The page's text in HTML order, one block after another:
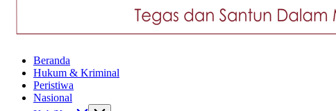
Santun
Memberikan
Informasi
Beranda
Hukum & Kriminal
Peristiwa
Nasional